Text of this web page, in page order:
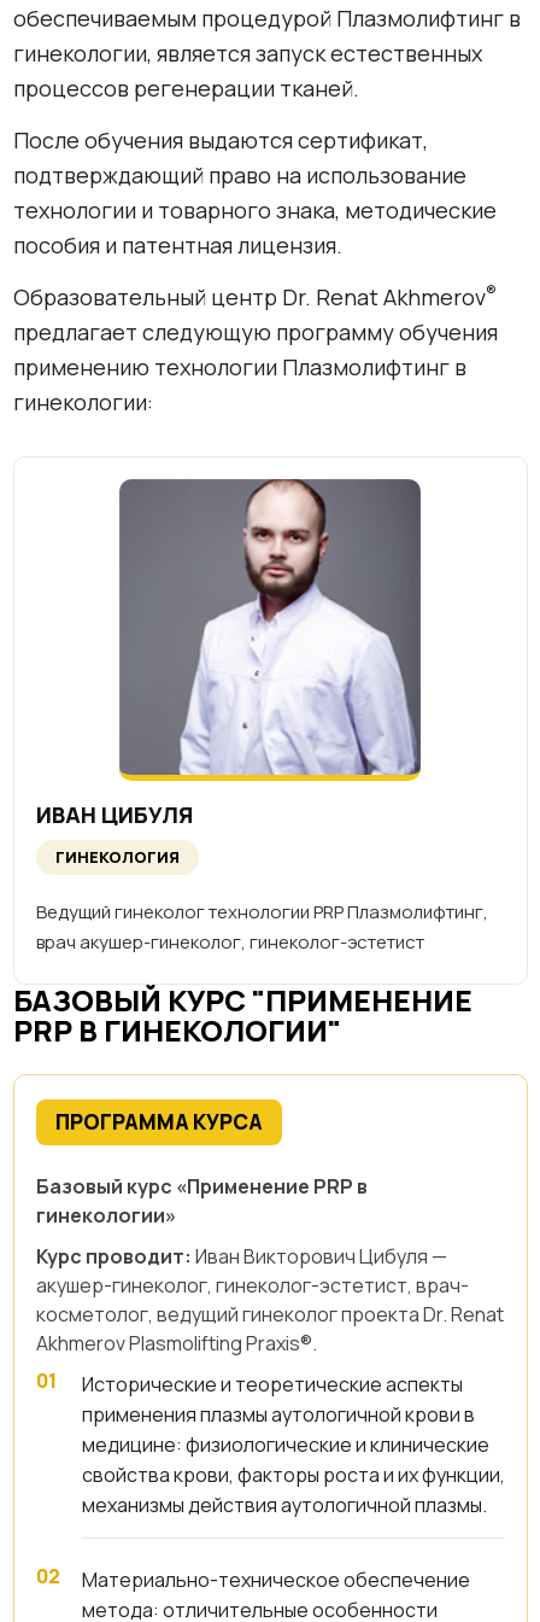
обеспечиваемым процедурой Плазмолифтинг в
гинекологии, является запуск естественных
процессов регенерации тканей.
После обучения выдаются сертификат,
подтверждающий право на использование
технологии и товарного знака, методические
пособия и патентная лицензия.
Образовательный центр Dr. Renat Akhmerov®
предлагает следующую программу обучения
применению технологии Плазмолифтинг в
гинекологии:
ИВАН ЦИБУЛЯ
ГИНЕКОЛОГИЯ
Ведущий гинеколог технологии PRP Плазмолифтинг,
врач акушер-гинеколог, гинеколог-эстетист
БАЗОВЫЙ КУРС "ПРИМЕНЕНИЕ
PRP В ГИНЕКОЛОГИИ"
ПРОГРАММА КУРСА
Базовый курс «Применение PRP в
гинекологии»
Курс проводит: Иван Викторович Цибуля —
акушер-гинеколог, гинеколог-эстетист, врач-
косметолог, ведущий гинеколог проекта Dr. Renat
Akhmerov Plasmolifting Praxis®.
Исторические и теоретические аспекты
применения плазмы аутологичной крови в
медицине: физиологические и клинические
свойства крови, факторы роста и их функции,
механизмы действия аутологичной плазмы.
Материально-техническое обеспечение
метода: отличительные особенности